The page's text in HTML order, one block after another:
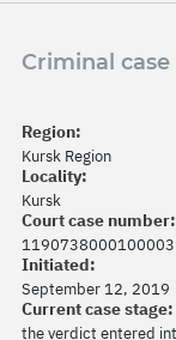
Criminal case
Region:
Kursk Region
Locality:
Kursk
Court case number:
Initiated:
September 12, 2019
Current case stage:
the verdict entered